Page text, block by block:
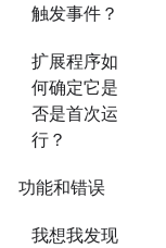
触发事件？
扩展程序如
何确定它是
否是首次运
行？
功能和错误
我想我发现